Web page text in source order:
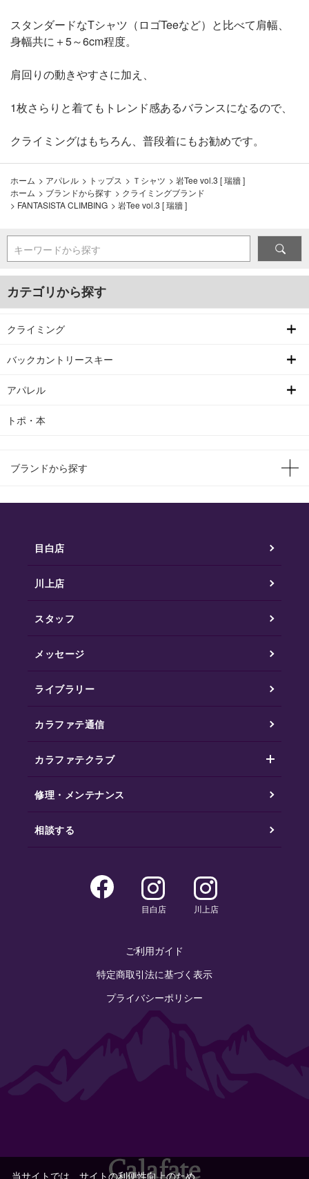
スタンダードなTシャツ（ロゴTeeなど）と比べて肩幅、
身幅共に＋5～6cm程度。
肩回りの動きやすさに加え、
1枚さらりと着てもトレンド感あるバランスになるので、
クライミングはもちろん、普段着にもお勧めです。
ホーム > アパレル > トップス > Ｔシャツ > 岩Tee vol.3 [ 瑞牆 ]
ホーム > ブランドから探す > クライミングブランド
> FANTASISTA CLIMBING > 岩Tee vol.3 [ 瑞牆 ]
キーワードから探す
カテゴリから探す
クライミング
バックカントリースキー
アパレル
トポ・本
ブランドから探す
目白店
川上店
スタッフ
メッセージ
ライブラリー
カラファテ通信
カラファテクラブ
修理・メンテナンス
相談する
目白店 川上店
ご利用ガイド
特定商取引法に基づく表示
プライバシーポリシー
当サイトでは、サイトの利便性向上のため、